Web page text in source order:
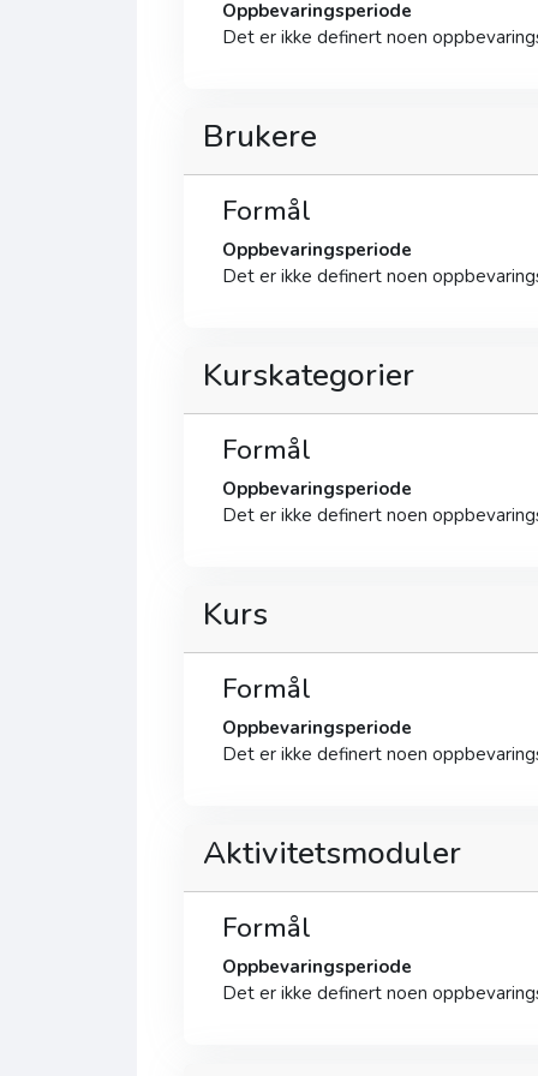
Oppbevaringsperiode
Det er ikke definert noen
Brukere
Formål
Oppbevaringsperiode
Det er ikke definert noen
Kurskategorier
Formål
Oppbevaringsperiode
Det er ikke definert noen
Kurs
Formål
Oppbevaringsperiode
Det er ikke definert noen
Aktivitetsmoduler
Formål
Oppbevaringsperiode
Det er ikke definert noen